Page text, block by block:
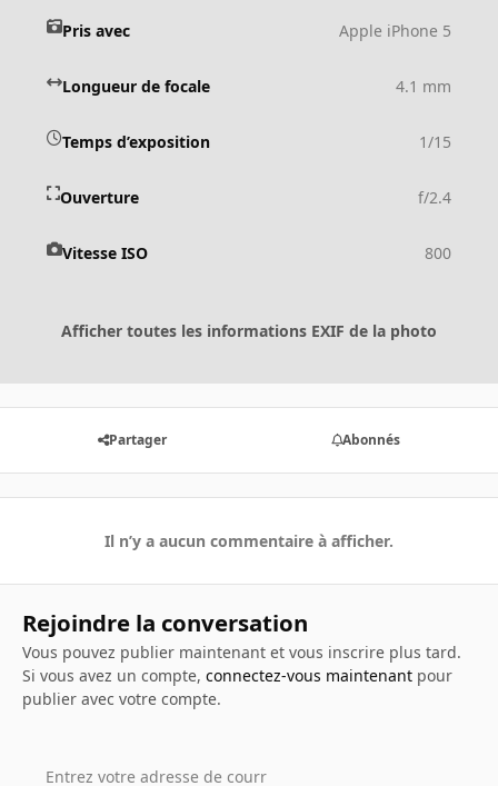
Pris avec Apple iPhone 5
Longueur de focale 4.1 mm
Temps d’exposition 1/15
Ouverture f/2.4
Vitesse ISO 800
Afficher toutes les informations EXIF de la photo
Partager Abonnés
Il n’y a aucun commentaire à afficher.
Rejoindre la conversation
Vous pouvez publier maintenant et vous inscrire plus tard.
Si vous avez un compte, connectez-vous maintenantpour
publier avec votre compte.